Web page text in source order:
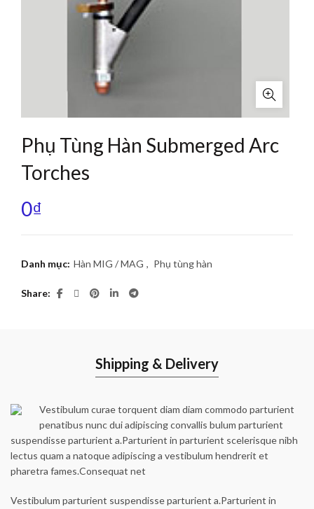
Phụ Tùng Hàn Submerged Arc
Torches
0₫
Danh mục: Hàn MIG / MAG , Phụ tùng hàn
Share
Shipping & Delivery
Vestibulum curae torquent diam diam commodo parturient
penatibus nunc dui adipiscing convallis bulum parturient
suspendisse parturient a.Parturient in parturient scelerisque nibh
lectus quam a natoque adipiscing a vestibulum hendrerit et
pharetra fames.Consequat net
Vestibulum parturient suspendisse parturient a.Parturient in